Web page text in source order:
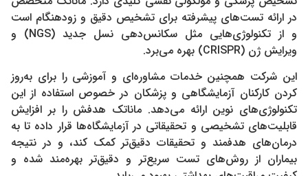
در ارائه تست‌های پیشرفته برای تشخیص دقیق و زودهنگام است
و از تکنولوژی‌هایی مثل سکانس‌دهی نسل جدید (NGS) و
ویرایش ژن (CRISPR) بهره می‌برد.
این شرکت همچنین خدمات مشاوره‌ای و آموزشی را برای به‌روز
کردن کارکنان آزمایشگاهی و پزشکان در خصوص استفاده از این
تکنولوژی‌های نوین ارائه می‌دهد. ماناتک هدفش را بر افزایش
قابلیت‌های تشخیصی و تحقیقاتی در آزمایشگاه‌ها قرار داده تا به
درمان‌های هدفمند و تحقیقات دقیق‌تر کمک کند، و در نتیجه
بیماران از روش‌های تست سریع‌تر و دقیق‌تر بهره‌مند شده و